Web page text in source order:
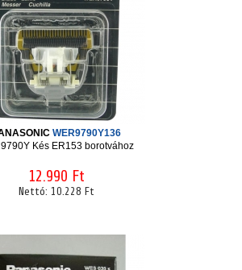
WER9790Y136
Kés ER153 borotvához
12.990 Ft
Nettó: 10.228 Ft